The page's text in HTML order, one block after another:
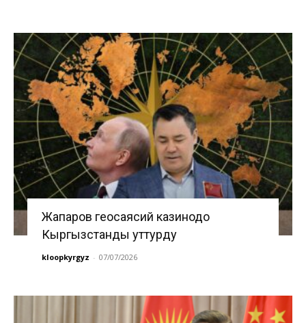
Жапаров геосаясий казинодо
Кыргызстанды уттурду
kloopkyrgyz - 07/07/2026